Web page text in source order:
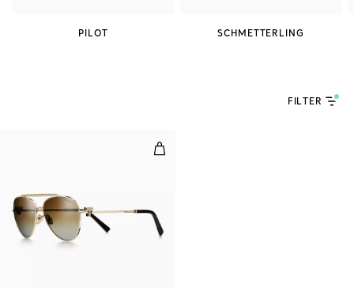
PILOT SCHMETTERLING
FILTER
Tiffany T Sonnenbrille in